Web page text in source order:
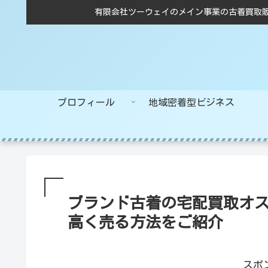
有限会社ツーウェイのメイン事業の古着買取
プロフィール 地域密着型ビジネス
ブランド古着の宅配買取オ
高く売る方法をご紹介
スポ